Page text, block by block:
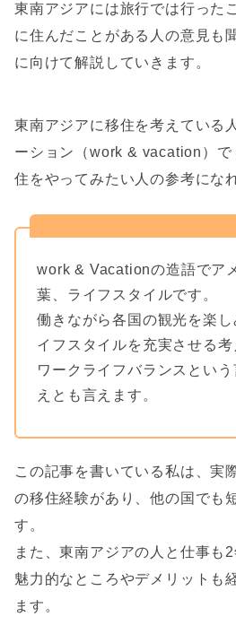
東南アジアには旅行では行った
に住んだことがある人の意見も
に向けて解説していきます。
東南アジアに移住を考えている
ーション（work & vacation）で
住をやってみたい人の参考にな
work & Vacationの造語でア
葉、ライフスタイルです。
働きながら各国の観光を楽
イフスタイルを充実させる考
ワークライフバランスとい
えとも言えます。
この記事を書いている私は、実
の移住経験があり、他の国でも
す。
また、東南アジアの人と仕事も
魅力的なところやデメリットも
ます。